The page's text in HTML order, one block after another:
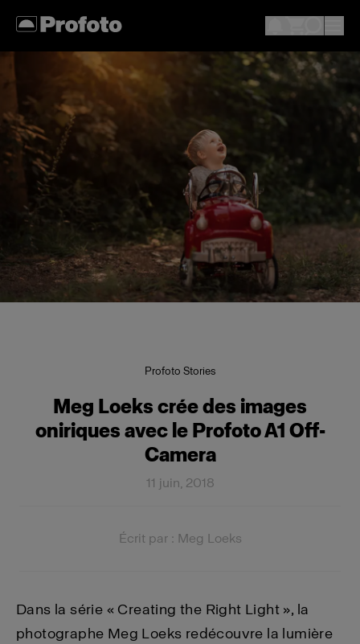
Profoto Stories
Meg Loeks crée des images
oniriques avec le Profoto A1 Off-
Camera
11 juin, 2018
Écrit par : Meg Loeks
Dans la série « Creating the Right Light », la
photographe Meg Loeks redécouvre la lumière